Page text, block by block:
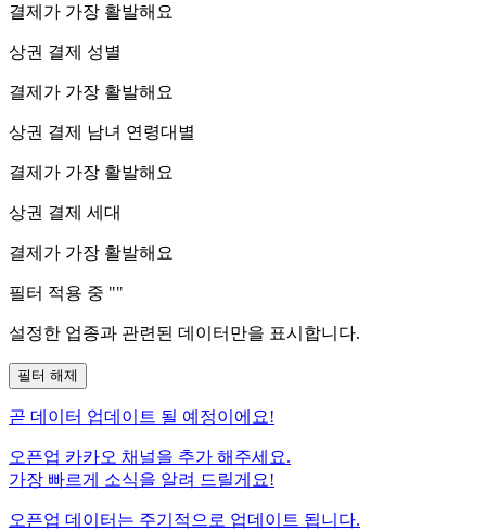
결제가 가장 활발해요
상권 결제 성별
결제가 가장 활발해요
상권 결제 남녀 연령대별
결제가 가장 활발해요
상권 결제 세대
결제가 가장 활발해요
필터 적용 중 ""
설정한 업종과 관련된 데이터만을 표시합니다.
필터 해제
곧 데이터 업데이트 될 예정이에요!
오픈업 카카오 채널을 추가 해주세요.
가장 빠르게 소식을 알려 드릴게요!
오픈업 데이터는 주기적으로 업데이트 됩니다.